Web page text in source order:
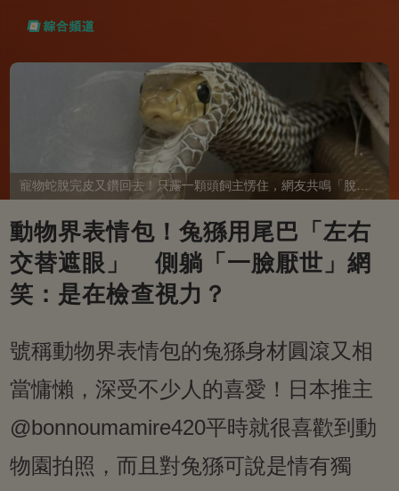
寵物蛇脫完皮又鑽回去！只露一顆頭飼主愣住，網友共鳴「脫完外套又覺得冷」
動物界表情包！兔猻用尾巴「左右
交替遮眼」 側躺「一臉厭世」網
笑：是在檢查視力？
號稱動物界表情包的兔猻身材圓滾又相
當慵懶，深受不少人的喜愛！日本推主
@bonnoumamire420平時就很喜歡到動
物園拍照，而且對兔猻可說是情有獨